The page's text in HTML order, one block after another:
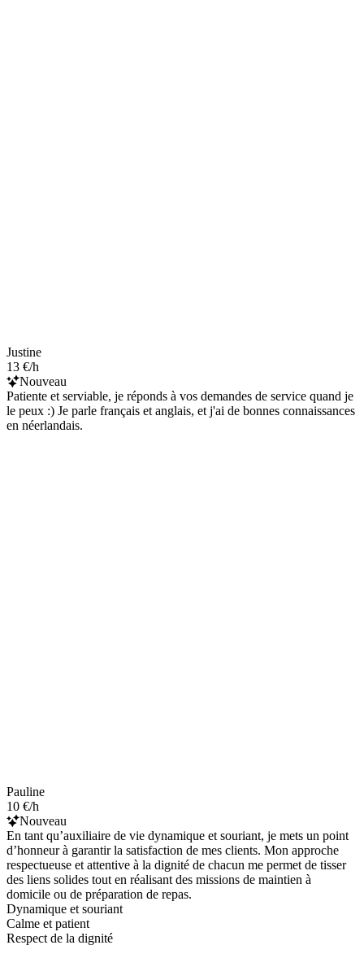
Justine
13 €/h
Nouveau
Patiente et serviable, je réponds à vos demandes de service quand je
le peux :) Je parle français et anglais, et j'ai de bonnes connaissances
en néerlandais.
Pauline
10 €/h
Nouveau
En tant qu’auxiliaire de vie dynamique et souriant, je mets un point
d’honneur à garantir la satisfaction de mes clients. Mon approche
respectueuse et attentive à la dignité de chacun me permet de tisser
des liens solides tout en réalisant des missions de maintien à
domicile ou de préparation de repas.
Dynamique et souriant
Calme et patient
Respect de la dignité